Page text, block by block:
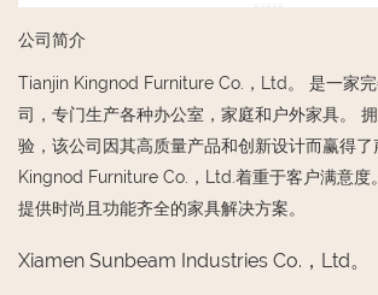
公司简介
Tianjin Kingnod Furniture Co.，Ltd。 是一家
司，专门生产各种办公室，家庭和户外家具。
验，该公司因其高质量产品和创新设计而赢得
Kingnod Furniture Co.，Ltd.着重于客户满意度
提供时尚且功能齐全的家具解决方案。
Xiamen Sunbeam Industries Co.，Ltd。